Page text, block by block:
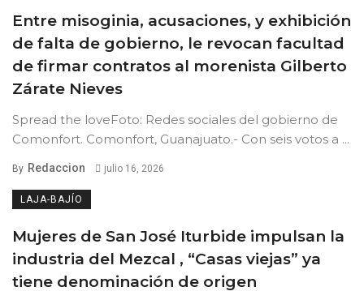
Entre misoginia, acusaciones, y exhibición
de falta de gobierno, le revocan facultad
de firmar contratos al morenista Gilberto
Zárate Nieves
Spread the loveFoto: Redes sociales del gobierno de
Comonfort. Comonfort, Guanajuato.- Con seis votos a ...
By Redaccion julio 16, 2026
LAJA-BAJÍO
Mujeres de San José Iturbide impulsan la
industria del Mezcal , “Casas viejas” ya
tiene denominación de origen